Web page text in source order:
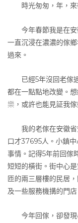
時光匆匆，年，來
今年春節我是在安
一直沉浸在濃濃的傢
過來。
已經5年沒回老傢
都在一點點地改變。
樂 ，或許也能見証我
我的老傢在安徽省
口才37695人。小鎮
事情。記得5年前回傢
短短的橫街。街中心
匝的兩三層樓的民居
及一些服務機搆的門店
今年回傢，卻發現